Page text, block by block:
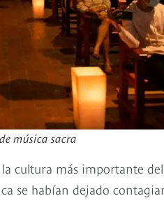
música sacra
cultura más importante
se habían dejado